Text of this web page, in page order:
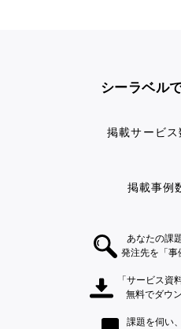
シーラベル
掲載サービス
掲載事例
あなたの課
発注先を「事
「サービス資
無料でダウ
課題を伺い